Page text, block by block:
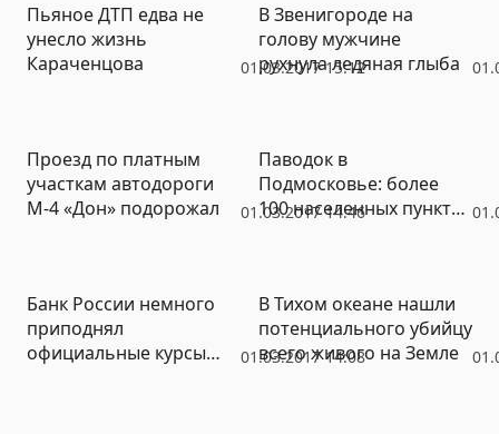
01.03.2017 15:12
Пьяное ДТП едва не
унесло жизнь
Караченцова
В Звенигороде на
голову мужчине
рухнула ледяная глыба
01.03.2017 14:46
Проезд по платным
участкам автодороги
М-4 «Дон» подорожал
Паводок в
Подмосковье: более
100 населенных пунктов
01.03.2017 14:08
Банк России немного
приподнял
официальные курсы
В Тихом океане нашли
потенциального убийцу
всего живого на Земле